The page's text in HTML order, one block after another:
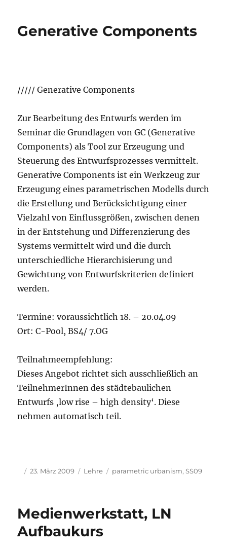
Generative Components
///// Generative Components
Zur Bearbeitung des Entwurfs werden im
Seminar die Grundlagen von GC (Generative
Components) als Tool zur Erzeugung und
Steuerung des Entwurfsprozesses vermittelt.
Generative Components ist ein Werkzeug zur
Erzeugung eines parametrischen Modells durch
die Erstellung und Berücksichtigung einer
Vielzahl von Einflussgrößen, zwischen denen
in der Entstehung und Differenzierung des
Systems vermittelt wird und die durch
unterschiedliche Hierarchisierung und
Gewichtung von Entwurfskriterien definiert
werden.
Termine: voraussichtlich 18. – 20.04.09
Ort: C-Pool, BS4/ 7.OG
Teilnahmeempfehlung:
Dieses Angebot richtet sich ausschließlich an
TeilnehmerInnen des städtebaulichen
Entwurfs ‚low rise – high density‘. Diese
nehmen automatisch teil.
AutorVeröffentlicht
23. März 2009 Kategorien
Lehre Schlagwörter
parametric urbanism,SS09
Medienwerkstatt, LN
Aufbaukurs